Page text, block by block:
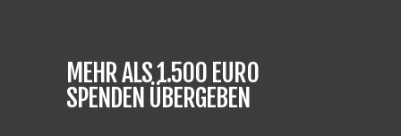
MEHR ALS 1.500 EURO
SPENDEN ÜBERGEBEN